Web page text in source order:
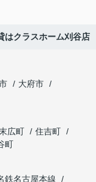
クラスホーム刈谷店
大府市
広町
住吉町
町
鉄名古屋本線